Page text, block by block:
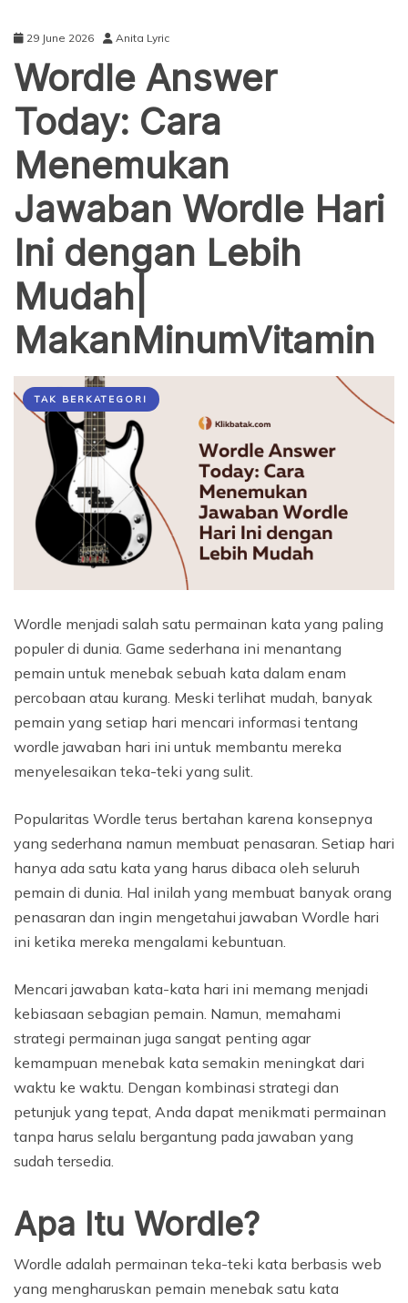
29 June 2026 Anita Lyric
Wordle Answer
Today: Cara
Menemukan
Jawaban Wordle Hari
Ini dengan Lebih
Mudah|
MakanMinumVitamin
TAK BERKATEGORI
Wordle menjadi salah satu permainan kata yang paling
populer di dunia. Game sederhana ini menantang
pemain untuk menebak sebuah kata dalam enam
percobaan atau kurang. Meski terlihat mudah, banyak
pemain yang setiap hari mencari informasi tentang
wordle jawaban hari ini untuk membantu mereka
menyelesaikan teka-teki yang sulit.
Popularitas Wordle terus bertahan karena konsepnya
yang sederhana namun membuat penasaran. Setiap hari
hanya ada satu kata yang harus dibaca oleh seluruh
pemain di dunia. Hal inilah yang membuat banyak orang
penasaran dan ingin mengetahui jawaban Wordle hari
ini ketika mereka mengalami kebuntuan.
Mencari jawaban kata-kata hari ini memang menjadi
kebiasaan sebagian pemain. Namun, memahami
strategi permainan juga sangat penting agar
kemampuan menebak kata semakin meningkat dari
waktu ke waktu. Dengan kombinasi strategi dan
petunjuk yang tepat, Anda dapat menikmati permainan
tanpa harus selalu bergantung pada jawaban yang
sudah tersedia.
Apa Itu Wordle?
Wordle adalah permainan teka-teki kata berbasis web
yang mengharuskan pemain menebak satu kata